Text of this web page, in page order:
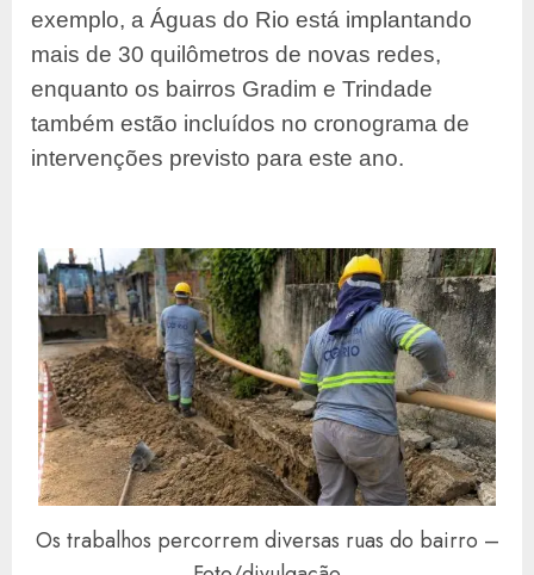
exemplo, a Águas do Rio está implantando
mais de 30 quilômetros de novas redes,
enquanto os bairros Gradim e Trindade
também estão incluídos no cronograma de
intervenções previsto para este ano.
Os trabalhos percorrem diversas ruas do bairro –